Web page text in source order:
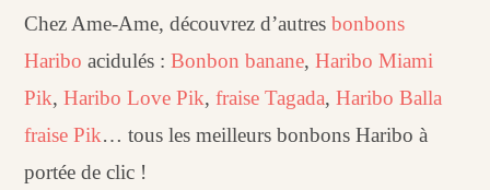
Chez Ame-Ame, découvrez d’autresbonbons
Haribo acidulés :Bonbon banane,Haribo Miami
Pik,Haribo Love Pik,fraise Tagada,Haribo Balla
fraise Pik… tous les meilleurs bonbons Haribo à
portée de clic !